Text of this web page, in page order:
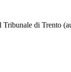
Tribunale di Trento